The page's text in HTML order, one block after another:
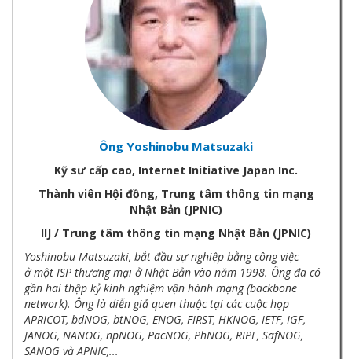
Ông Yoshinobu Matsuzaki
Kỹ sư cấp cao, Internet Initiative Japan Inc.
Thành viên Hội đồng, Trung tâm thông tin mạng
Nhật Bản (JPNIC)
IIJ / Trung tâm thông tin mạng Nhật Bản (JPNIC)
Yoshinobu Matsuzaki, bắt đầu sự nghiệp bằng công việc
ở một ISP thương mại ở Nhật Bản vào năm 1998. Ông đã có
gần hai thập kỷ kinh nghiệm vận hành mạng (backbone
network). Ông là diễn giả quen thuộc tại các cuộc họp
APRICOT, bdNOG, btNOG, ENOG, FIRST, HKNOG, IETF, IGF,
JANOG, NANOG, npNOG, PacNOG, PhNOG, RIPE, SafNOG,
SANOG và APNIC,...